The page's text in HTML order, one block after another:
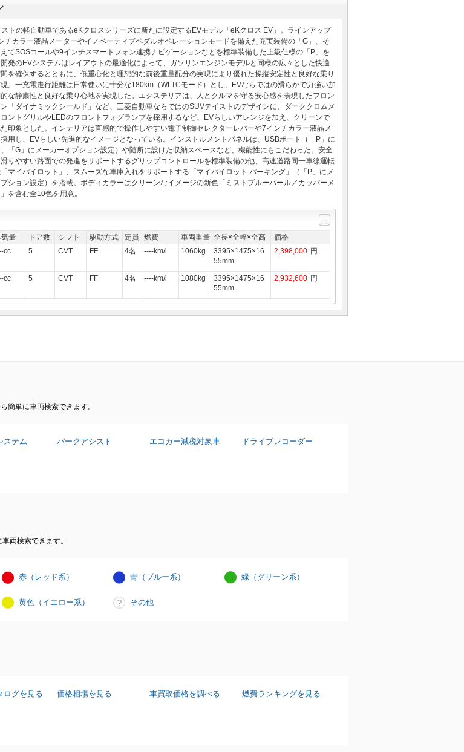
トの軽自動車であるeKクロスシリーズに新たに設定するEVモデル「eKクロス EV」。ラインアップ
チカラー液晶メーターやイノベーティブペダルオペレーションモードを備えた充実装備の「G」、そ
てSOSコールや9インチスマートフォン連携ナビゲーションなどを標準装備した上級仕様の「P」を
発のEVシステムはレイアウトの最適化によって、ガソリンエンジンモデルと同様の広々とした快適
を確保するとともに、低重心化と理想的な前後重量配分の実現により優れた操縦安定性と良好な乗り
。一充電走行距離は日常使いに十分な180km（WLTCモード）とし、EVならではの滑らかで力強い加
な静粛性と良好な乗り心地を実現した。エクステリアは、人とクルマを守る安心感を表現したフロン
ン「ダイナミックシールド」など、三菱自動車ならではのSUVテイストのデザインに、ダーククロムメ
ントグリルやLEDのフロントフォグランプを採用するなど、EVらしいアレンジを加え、クリーンで
印象とした。インテリアは直感的で操作しやすい電子制御セレクターレバーや7インチカラー液晶メ
用し、EVらしい先進的なイメージとなっている。インストルメントパネルは、USBポート（「P」に
「G」にメーカーオプション設定）や随所に設けた収納スペースなど、機能性にもこだわった。安全
りやすい路面での発進をサポートするグリップコントロールを標準装備の他、高速道路同一車線運転
マイパイロット」、スムーズな車庫入れをサポートする「マイパイロット パーキング」（「P」にメ
ション設定）を搭載。ボディカラーはクリーンなイメージの新色「ミストブルーパール／カッパーメ
を含む全10色を用意。
量 ドア数 シフト 駆動方式 定員 燃費 車両重量 全長×全幅×全高
価格
cc 5 CVT FF 4名 ----km/l 1060kg
3395×1475×16
55mm
2,398,000 円
cc 5 CVT FF 4名 ----km/l 1080kg
3395×1475×16
55mm
2,932,600 円
簡単に車両検索できます。
ステム パークアシスト エコカー減税対象車 ドライブレコーダー
両検索できます。
赤（レッド系） 青（ブルー系） 緑（グリーン系）
黄色（イエロー系） その他
ログを見る 価格相場を見る 車買取価格を調べる 燃費ランキングを見る